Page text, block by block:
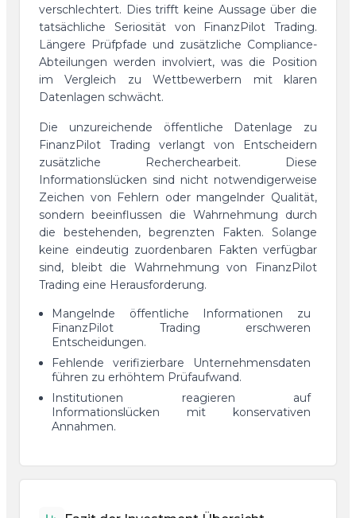
verschlechtert. Dies trifft keine Aussage über die
tatsächliche Seriosität von FinanzPilot Trading.
Längere Prüfpfade und zusätzliche Compliance-
Abteilungen werden involviert, was die Position
im Vergleich zu Wettbewerbern mit klaren
Datenlagen schwächt.
Die unzureichende öffentliche Datenlage zu
FinanzPilot Trading verlangt von Entscheidern
zusätzliche Recherchearbeit. Diese
Informationslücken sind nicht notwendigerweise
Zeichen von Fehlern oder mangelnder Qualität,
sondern beeinflussen die Wahrnehmung durch
die bestehenden, begrenzten Fakten. Solange
keine eindeutig zuordenbaren Fakten verfügbar
sind, bleibt die Wahrnehmung von FinanzPilot
Trading eine Herausforderung.
Mangelnde öffentliche Informationen zu
FinanzPilot Trading erschweren
Entscheidungen.
Fehlende verifizierbare Unternehmensdaten
führen zu erhöhtem Prüfaufwand.
Institutionen reagieren auf
Informationslücken mit konservativen
Annahmen.